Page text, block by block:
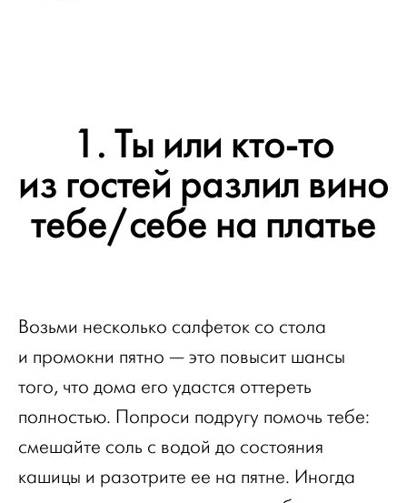
1. Ты или кто-то
из гостей разлил вино
тебе/себе на платье
Возьми несколько салфеток со стола
и промокни пятно — это повысит шансы
того, что дома его удастся оттереть
полностью. Попроси подругу помочь тебе:
смешайте соль с водой до состояния
кашицы и разотрите ее на пятне. Иногда